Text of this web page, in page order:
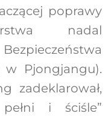
poprawy
nadal
w Pjongjangu).
zadeklarował,
i ściśle”